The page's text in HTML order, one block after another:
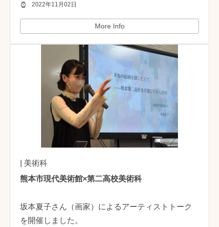
2022年11月02日
More Info
| 美術科
熊本市現代美術館×第二高校美術科
坂本夏子さん（画家）によるアーティストトーク
を開催しました。